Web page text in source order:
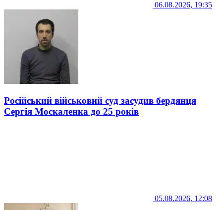
06.08.2026, 19:35
Російський військовий суд засудив бердянця
Сергія Москаленка до 25 років
05.08.2026, 12:08